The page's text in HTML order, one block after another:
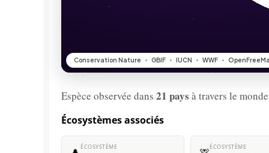
Espèce observée dans 21 pays à travers le
Écosystèmes associés
ÉCOSYSTÈME ÉCOSYSTÈME